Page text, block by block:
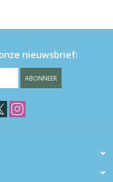
nieuwsbrief:
ABONNEER